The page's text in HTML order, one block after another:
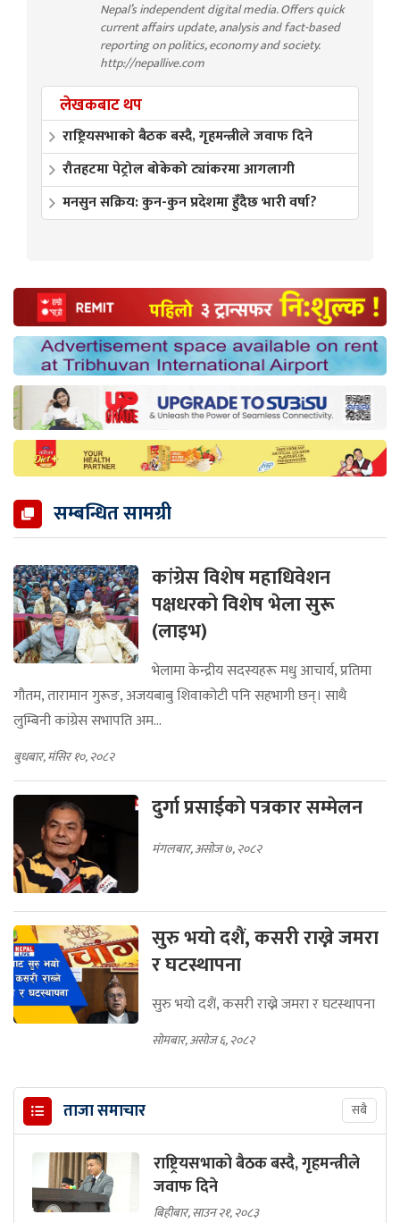
Nepal’s independent digital media. Offers quick
current affairs update, analysis and fact-based
reporting on politics, economy and society.
http://nepallive.com
लेखकबाट थप
राष्ट्रियसभाको बैठक बस्दै, गृहमन्त्रीले जवाफ दिने
रौतहटमा पेट्रोल बोकेको ट्यांकरमा आगलागी
मनसुन सक्रिय: कुन-कुन प्रदेशमा हुँदैछ भारी वर्षा?
सम्बन्धित सामग्री
कांग्रेस विशेष महाधिवेशन
पक्षधरको विशेष भेला सुरू
(लाइभ)
भेलामा केन्द्रीय सदस्यहरू मधु आचार्य, प्रतिमा
गौतम, तारामान गुरूङ, अजयबाबु शिवाकोटी पनि सहभागी छन्। साथै
लुम्बिनी कांग्रेस सभापति अम...
बुधबार, मंसिर १०, २०८२
दुर्गा प्रसाईको पत्रकार सम्मेलन
मंगलबार, असोज ७, २०८२
सुरु भयो दशैं, कसरी राख्ने जमरा
र घटस्थापना
सुरु भयो दशैं, कसरी राख्ने जमरा र घटस्थापना
सोमबार, असोज ६, २०८२
ताजा समाचार सबै
राष्ट्रियसभाको बैठक बस्दै, गृहमन्त्रीले
जवाफ दिने
बिहीबार, साउन २१, २०८३